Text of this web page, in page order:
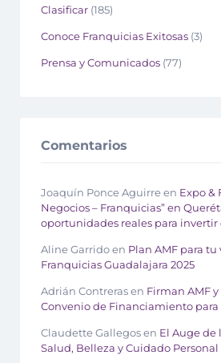
Clasificar (185)
Conoce Franquicias Exitosas (3)
Prensa y Comunicados (77)
Comentarios
Joaquín Ponce Aguirreen Expo &
Negocios – Franquicias” en
oportunidades reales para invertir
Aline Garridoen Plan AMF para tu
Franquicias Guadalajara 2025
Adrián Contrerasen Firman AMF y
Convenio de Financiamiento para
Claudette Gallegosen El Auge de
Salud, Belleza y Cuidado